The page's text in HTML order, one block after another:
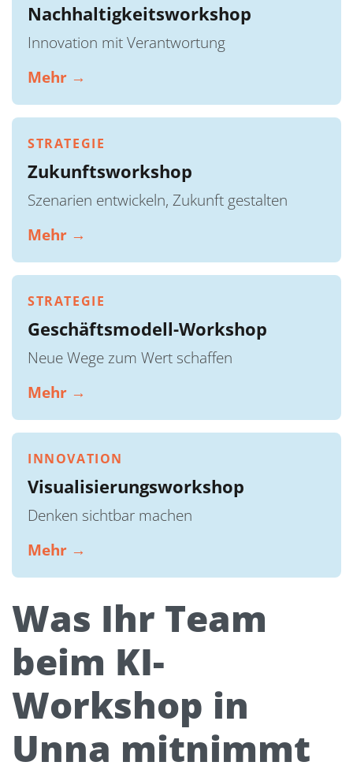
Nachhaltigkeitsworkshop
Innovation mit Verantwortung
Mehr →
STRATEGIE
Zukunftsworkshop
Szenarien entwickeln, Zukunft gestalten
Mehr →
STRATEGIE
Geschäftsmodell-Workshop
Neue Wege zum Wert schaffen
Mehr →
INNOVATION
Visualisierungsworkshop
Denken sichtbar machen
Mehr →
Was Ihr Team
beim KI-
Workshop in
Unna mitnimmt